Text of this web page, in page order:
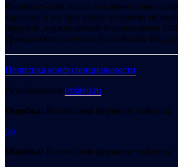
Интернет-сайт носит исключительно
характер и ни при каких условиях не
офертой, определяемой положениями
Гражданского кодекса Российской
Политика конфиденциальности
Разработано в exsited.ru
Ошибка: Контактная форма не найдена.
GO
Ошибка: Контактная форма не найдена.